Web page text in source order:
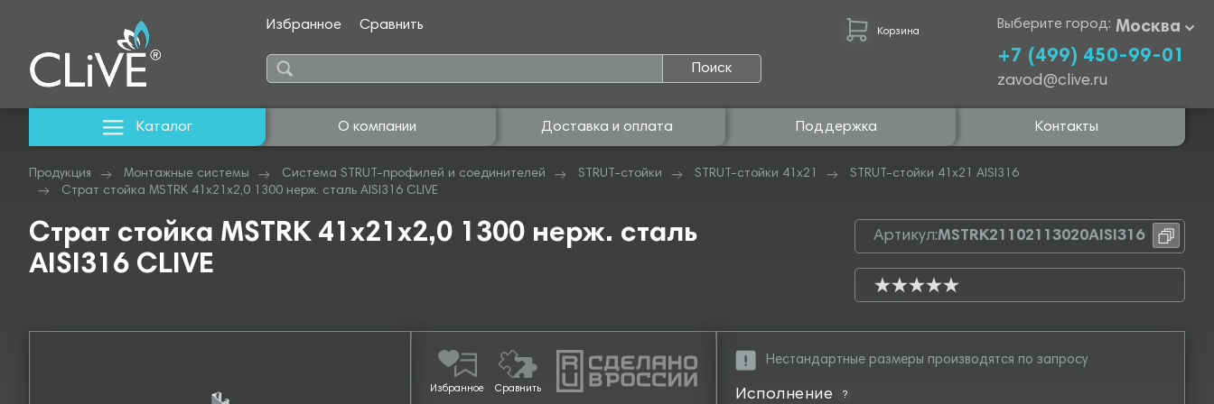
Избранное Сравнить
Поиск
Корзина Выберите город: Москва
+7 (499) 450-99-01
zavod@clive.ru
Каталог О компании Доставка и оплата Поддержка Контакты
Продукция Монтажные системы Система STRUT-профилей и соединителей STRUT-стойки STRUT-стойки 41х21
STRUT-стойки 41х21 AISI316
Страт стойка MSTRK 41х21х2,0 1300 нерж. сталь AISI316 CLIVE
Страт стойка MSTRK 41х21х2,0 1300 нерж. сталь
AISI316 CLIVE
Артикул:MSTRK21102113020AISI316
Избранное Сравнить
Нестандартные размеры производятся по запросу
Исполнение ?